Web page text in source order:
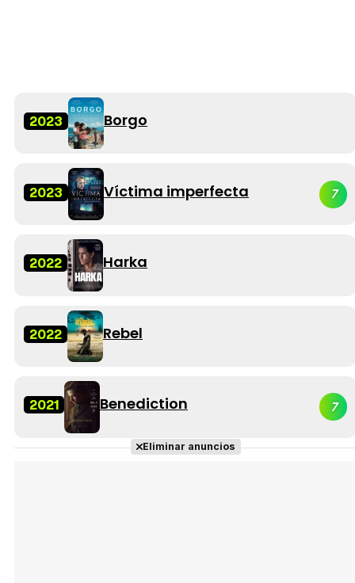
2023 Borgo
2023 Víctima imperfecta 7
2022 Harka
2022 Rebel
2021 Benediction 7
Eliminar anuncios